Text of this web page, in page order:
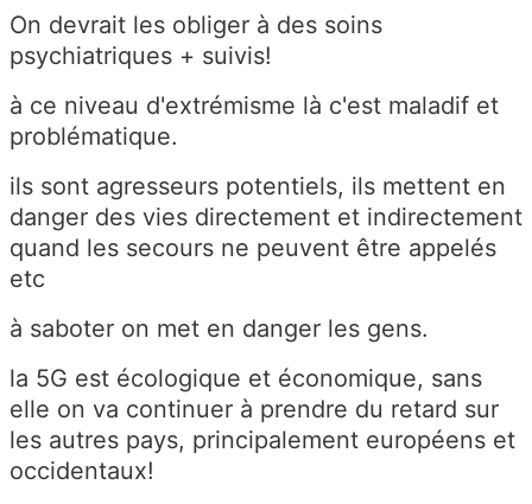
On devrait les obliger à des soins
psychiatriques + suivis!
à ce niveau d'extrémisme là c'est maladif et
problématique.
ils sont agresseurs potentiels, ils mettent en
danger des vies directement et indirectement
quand les secours ne peuvent être appelés
etc
à saboter on met en danger les gens.
la 5G est écologique et économique, sans
elle on va continuer à prendre du retard sur
les autres pays, principalement européens et
occidentaux!